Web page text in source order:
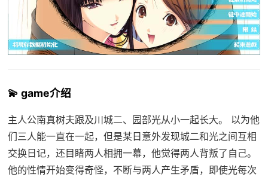
💫 game介绍
主人公南真树夫跟及川城二、园部光从小一起长大。 以为他
们三人能一直在一起，但是某日意外发现城二和光之间互相
交换日记，还目睹两人相拥一幕，他觉得两人背叛了自己。
他的性情开始变得奇怪，不断与两人产生矛盾，即使光每次